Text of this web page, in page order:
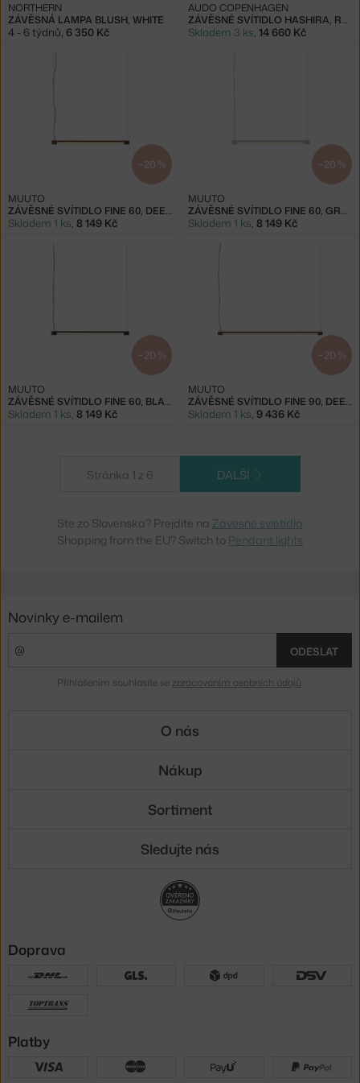
ZÁVĚSNÁ LAMPA BLUSH, WHITE
NORTHERN
4 - 6 týdnů, 6 350 Kč
ZÁVĚSNÉ SVÍTIDLO HASHIRA, RAW
AUDO COPENHAGEN
Skladem 3 ks, 14 660 Kč
−20 %
ZÁVĚSNÉ SVÍTIDLO FINE 60, DEEP RED
MUUTO
Skladem 1 ks, 8 149 Kč
−20 %
ZÁVĚSNÉ SVÍTIDLO FINE 60, GREY
MUUTO
Skladem 1 ks, 8 149 Kč
−20 %
ZÁVĚSNÉ SVÍTIDLO FINE 60, BLACK
MUUTO
Skladem 1 ks, 8 149 Kč
−20 %
ZÁVĚSNÉ SVÍTIDLO FINE 90, DEEP RED
MUUTO
Skladem 1 ks, 9 436 Kč
Stránka 1 z 6 DALŠÍ
Ste zo Slovenska? Prejdite na Závesné svietidlá
Shopping from the EU? Switch to Pendant lights
Novinky e-mailem
ODESLAT
Přihlášením souhlasíte se zpracováním osobních údajů
O nás
Nákup
Sortiment
Sledujte nás
Doprava
Platby